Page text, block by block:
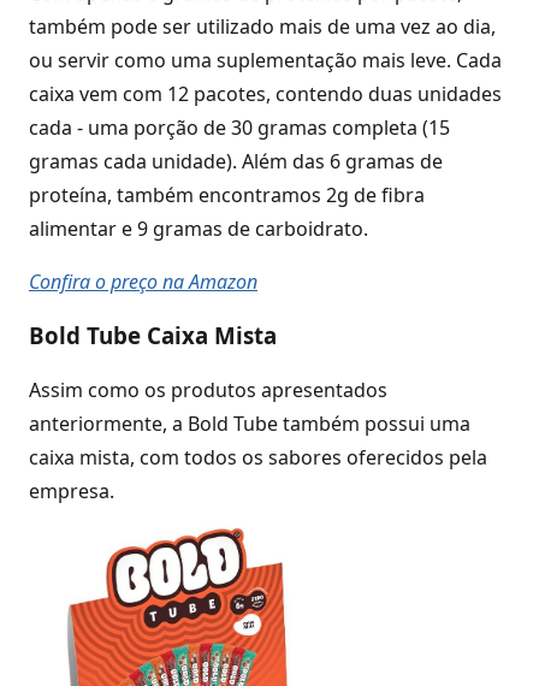
também pode ser utilizado mais de uma vez ao dia,
ou servir como uma suplementação mais leve. Cada
caixa vem com 12 pacotes, contendo duas unidades
cada - uma porção de 30 gramas completa (15
gramas cada unidade). Além das 6 gramas de
proteína, também encontramos 2g de fibra
alimentar e 9 gramas de carboidrato.
Confira o preço na Amazon
Bold Tube Caixa Mista
Assim como os produtos apresentados
anteriormente, a Bold Tube também possui uma
caixa mista, com todos os sabores oferecidos pela
empresa.